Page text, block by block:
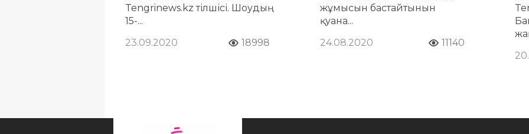
Tengrinews.kz тілшісі. Шоудың
15-...
23.09.2020
18998
жұмысын бастайтынын
қуана...
24.08.2020
11140